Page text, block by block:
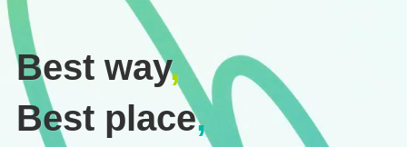
Best way,
Best place,